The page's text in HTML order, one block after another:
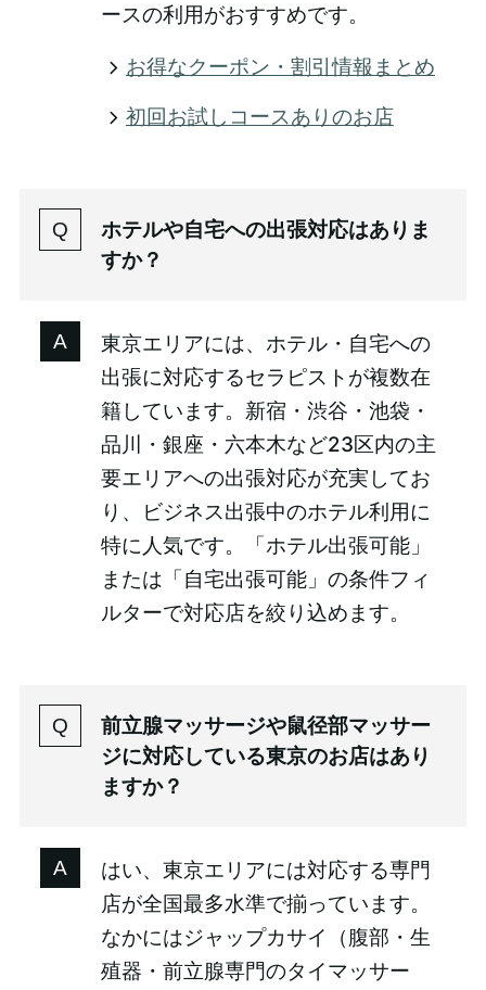
ースの利用がおすすめです。
お得なクーポン・割引情報まとめ
初回お試しコースありのお店
ホテルや自宅への出張対応はありま
すか？
東京エリアには、ホテル・自宅への
出張に対応するセラピストが複数在
籍しています。新宿・渋谷・池袋・
品川・銀座・六本木など23区内の主
要エリアへの出張対応が充実してお
り、ビジネス出張中のホテル利用に
特に人気です。「ホテル出張可能」
または「自宅出張可能」の条件フィ
ルターで対応店を絞り込めます。
前立腺マッサージや鼠径部マッサー
ジに対応している東京のお店はあり
ますか？
はい、東京エリアには対応する専門
店が全国最多水準で揃っています。
なかにはジャップカサイ（腹部・生
殖器・前立腺専門のタイマッサー